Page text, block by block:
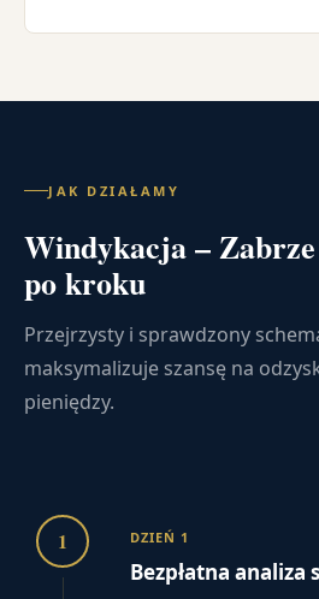
JAK DZIAŁAMY
Windykacja –
po kroku
Przejrzysty i sprawdzony
maksymalizuje szansę na
pieniędzy.
1 DZIEŃ 1
Bezpłatna analiza